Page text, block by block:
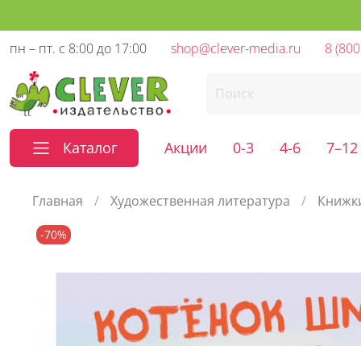
пн – пт. с 8:00 до 17:00 shop@clever-media.ru 8
Каталог Акции 0-3 4-6
Главная Художественная литература
-70%